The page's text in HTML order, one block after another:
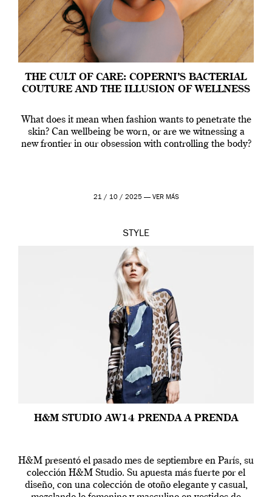
THE CULT OF CARE: COPERNI’S BACTERIAL
COUTURE AND THE ILLUSION OF WELLNESS
What does it mean when fashion wants to penetrate the
skin? Can wellbeing be worn, or are we witnessing a
new frontier in our obsession with controlling the body?
21 / 10 / 2025 — VER MÁS
STYLE
H&M STUDIO AW14 PRENDA A PRENDA
H&M presentó el pasado mes de septiembre en París, su
colección H&M Studio. Su apuesta más fuerte por el
diseño, con una colección de otoño elegante y casual,